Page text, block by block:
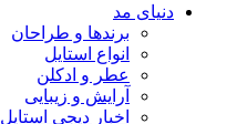
دنیای مد
برندها و طراحان
انواع استایل
عطر و ادکلن
آرایش و زیبایی
اخبار دیجی استایل